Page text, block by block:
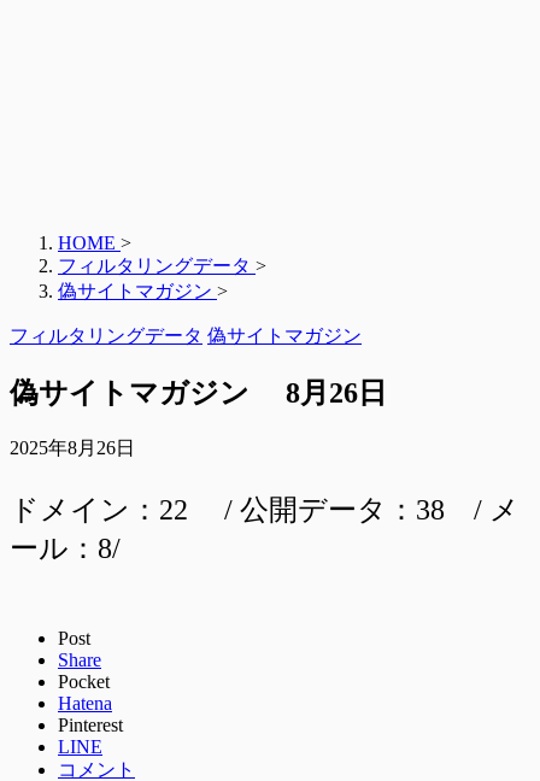
HOME >
フィルタリングデータ >
偽サイトマガジン >
フィルタリングデータ 偽サイトマガジン
偽サイトマガジン 8月26日
2025年8月26日
ドメイン：22 / 公開データ：38 / メ
ール：8/
Post
Share
Pocket
Hatena
Pinterest
LINE
コメント